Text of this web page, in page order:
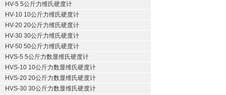
HV-5 5公斤力维氏硬度计
HV-10 10公斤力维氏硬度计
HV-20 20公斤力维氏硬度计
HV-30 30公斤力维氏硬度计
HV-50 50公斤力维氏硬度计
HVS-5 5公斤力数显维氏硬度计
HVS-10 10公斤力数显维氏硬度计
HVS-20 20公斤力数显维氏硬度计
HVS-30 30公斤力数显维氏硬度计